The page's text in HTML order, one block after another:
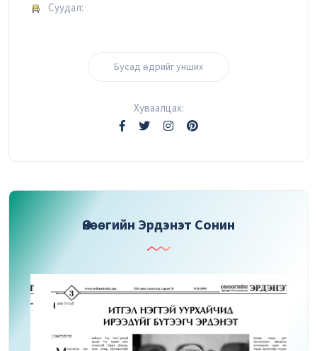
Суудал:
Бусад өдрийг унших
Хуваалцах:
Өнөөгийн Эрдэнэт Сонин